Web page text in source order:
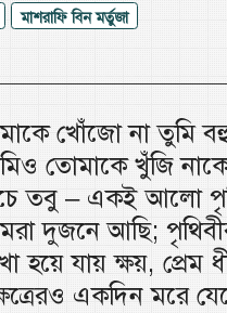
মাশরাফি বিন মর্তুজা
খোঁজো না তুমি
তোমাকে খুঁজি
তবু – একই আলো
দুজনে আছি;
হয়ে যায় ক্ষয়, প্রেম
একদিন মরে